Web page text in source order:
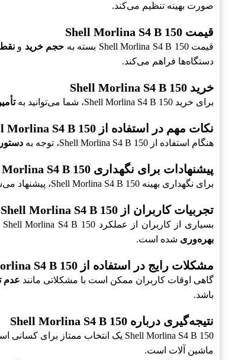
صورت بهینه تنظیم می‌کند.
قیمت Shell Morlina S4 B 150
قیمت Shell Morlina S4 B 150 بسته به حجم خرید و
دستگاه‌ها فراهم می‌کند.
خرید Shell Morlina S4 B 150
برای خرید Shell Morlina S4 B 150، شما می‌توانید به
نکات مهم در استفاده از Shell Morlina S4 B 150
هنگام استفاده از Shell Morlina S4 B 150، توجه به
پیشنهادات برای نگهداری Shell Morlina S4 B 150
برای نگهداری بهینه Shell Morlina S4 B 150، پیشنهاد می‌شود که روغن در
تجربیات کاربران از Shell Morlina S4 B 150
بسیاری از کاربران از عملکرد Shell Morlina S4 B 150 رضایت داشته و بهبود چشمگیری را در عملکرد دستگاه‌های خود مشاهده کرده‌اند. استفاده از این روغن باعث
بهره‌وری شده است.
مشکلات رایج در استفاده از Shell Morlina S4 B 150
گاهی اوقات کاربران ممکن است با مشکلاتی مانند عدم
باشد.
نتیجه‌گیری درباره Shell Morlina S4 B 150
Shell Morlina S4 B 150 یک انتخاب ممتاز برای کسانی است که به دنبال
ماشین آلات است.